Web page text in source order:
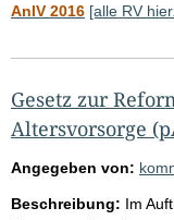
AnlV 2016 [alle RV
Gesetz zur
Altersvorsorge
Angegeben von:
Beschreibung: Im